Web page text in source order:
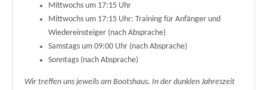
Mittwochs um 17:15 Uhr
Mittwochs um 17:15 Uhr: Training für Anfänger und
Wiedereinsteiger (nach Absprache)
Samstags um 09:00 Uhr (nach Absprache)
Sonntags (nach Absprache)
Wir treffen uns jeweils am Bootshaus. In der dunklen Jahreszeit